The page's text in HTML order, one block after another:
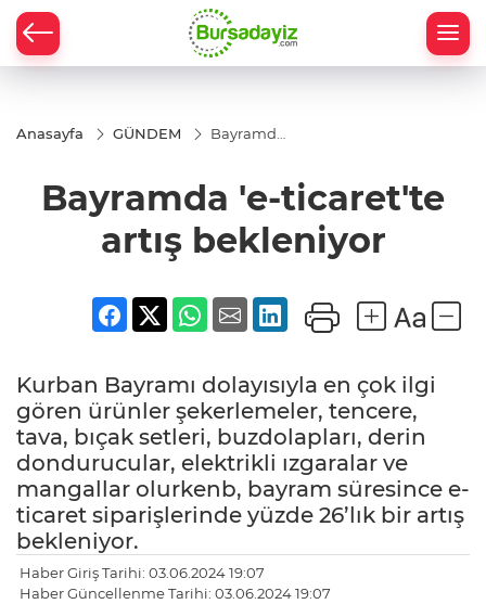
Anasayfa GÜNDEM
Bayramda
artış
bekleniyor
Bayramda 'e-ticaret'te
artış bekleniyor
Kurban Bayramı dolayısıyla en çok ilgi
gören ürünler şekerlemeler, tencere,
tava, bıçak setleri, buzdolapları, derin
dondurucular, elektrikli ızgaralar ve
mangallar olurkenb, bayram süresince e-
ticaret siparişlerinde yüzde 26’lık bir artış
bekleniyor.
Haber Giriş Tarihi: 03.06.2024 19:07
Haber Güncellenme Tarihi: 03.06.2024 19:07